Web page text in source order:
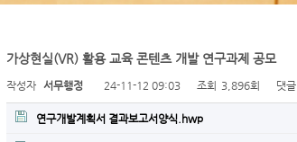
가상현실(VR) 활용 교육 콘텐츠 개발 연구과제 공모
작성자 서무행정 24-11-12 09:03 조회 3,896회 댓글
연구개발계획서 결과보고서양식.hwp